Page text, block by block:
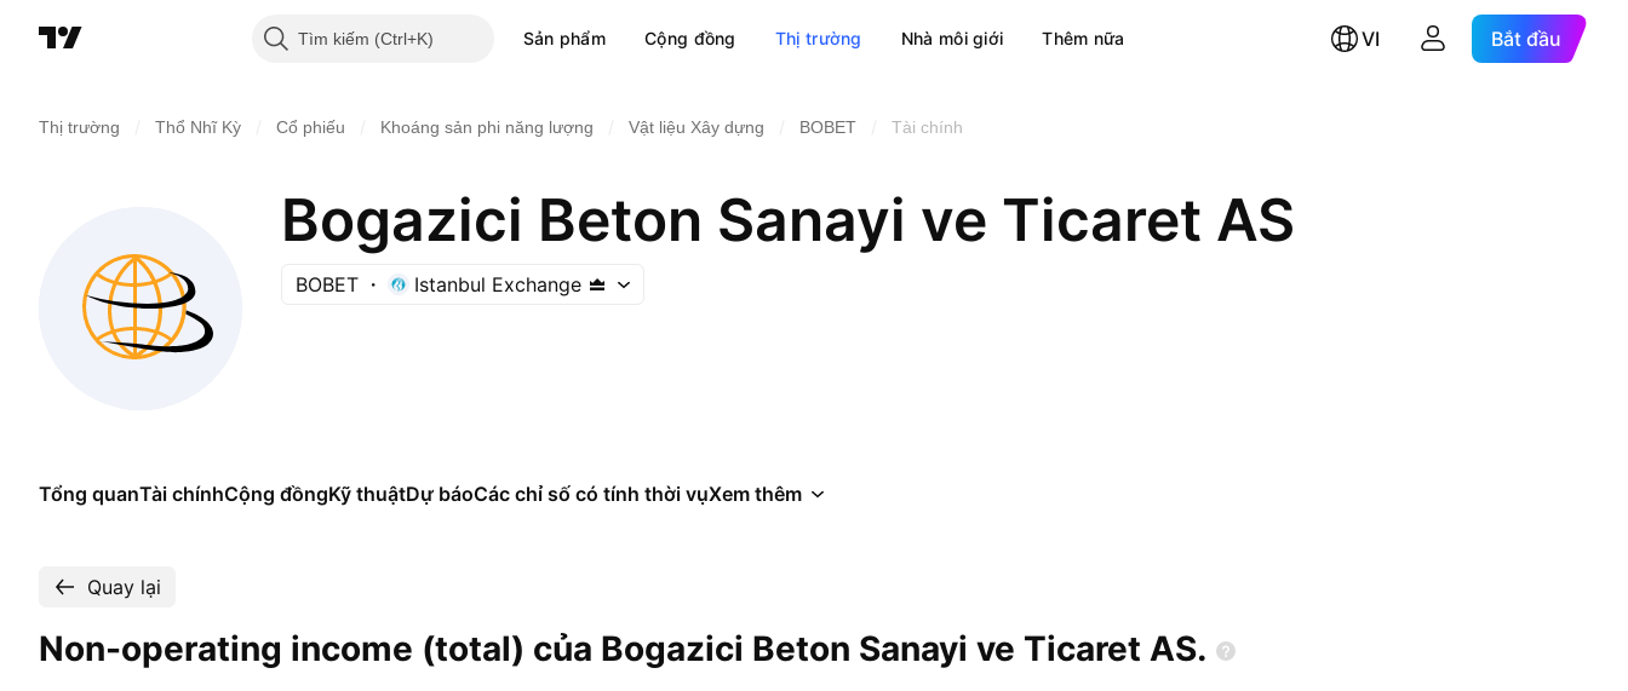
Tìm kiếm Sản phẩm Cộng đồng Thị trường Nhà môi giới Thêm nữa VI Bắt đầu
Thị trường Thổ Nhĩ Kỳ Cổ phiếu Khoáng sản phi năng lượng Vật liệu Xây dựng BOBET Tài chính
Bogazici Beton Sanayi ve Ticaret AS
BOBET Istanbul Exchange
Tổng quanTài chínhCộng đồngKỹ thuậtDự báoCác chỉ số có tính thời vụXem thêm
Quay lại
Non-operating income (total) của Bogazici Beton Sanayi ve Ticaret AS.